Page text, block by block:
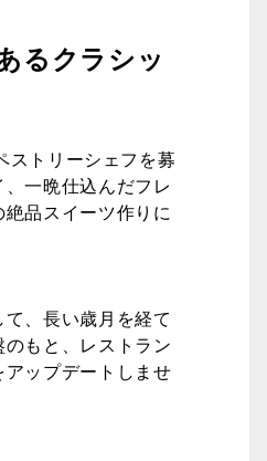
るクラシッ
ストリーシェフを募
一晩仕込んだフレ
品スイーツ作りに
、長い歳月を経て
もと、レストラン
ップデートしませ